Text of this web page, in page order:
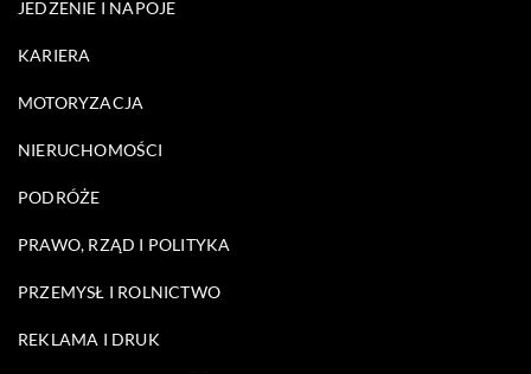
JEDZENIE I NAPOJE
KARIERA
MOTORYZACJA
NIERUCHOMOŚCI
PODRÓŻE
PRAWO, RZĄD I POLITYKA
PRZEMYSŁ I ROLNICTWO
REKLAMA I DRUK